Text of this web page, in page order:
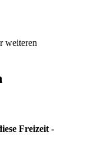
weiteren
Freizeit -